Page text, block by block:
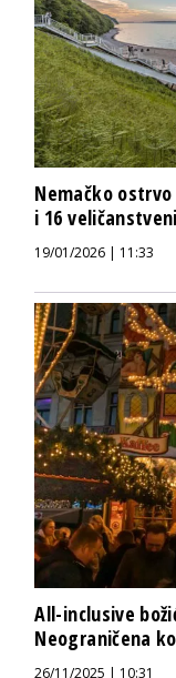
Nemačko
i 16
19/01/2026 | 11:33
All-inclusive
Neograničena
26/11/2025 | 10:31